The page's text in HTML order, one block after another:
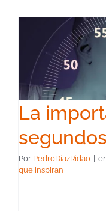
La
segundos
Por PedroDiazRidao
que inspiran